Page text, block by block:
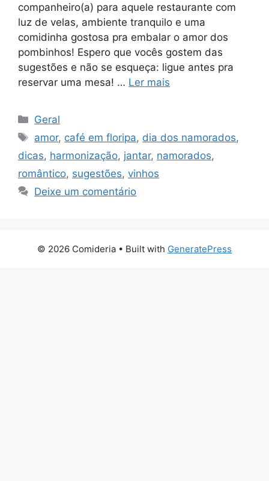
companheiro(a) para aquele restaurante com
luz de velas, ambiente tranquilo e uma
comidinha gostosa pra embalar o amor dos
pombinhos! Espero que vocês gostem das
sugestões e não se esqueça: ligue antes pra
reservar uma mesa! … Ler mais
Categorias
Geral
Tags
amor, café em floripa, dia dos namorados,
dicas, harmonização, jantar, namorados,
romântico, sugestões, vinhos
Deixe um comentário
© 2026 Comideria • Built with GeneratePress